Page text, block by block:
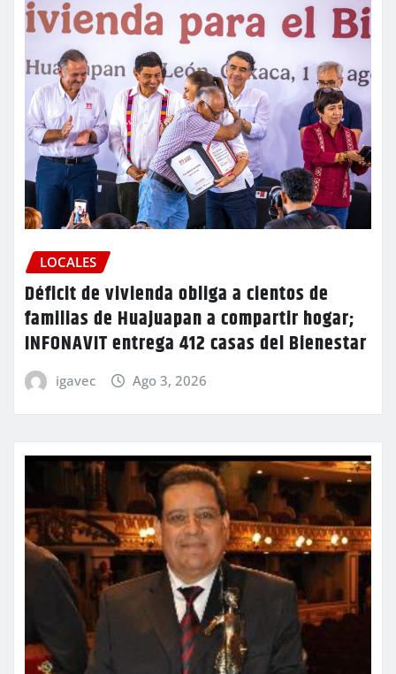
LOCALES
Déficit de vivienda obliga a cientos de
familias de Huajuapan a compartir hogar;
INFONAVIT entrega 412 casas del Bienestar
igavec Ago 3, 2026